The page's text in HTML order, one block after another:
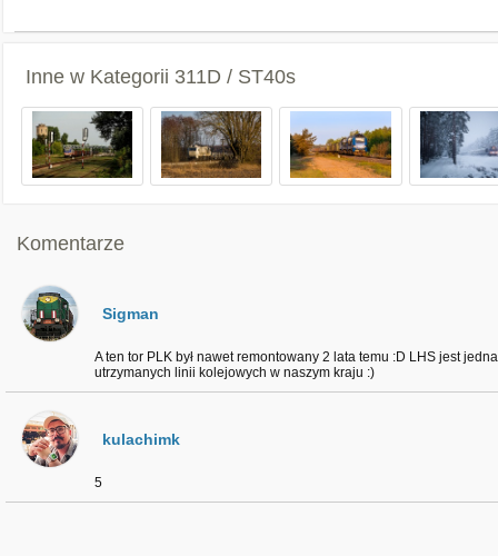
Inne w Kategorii 311D / ST40s
Komentarze
Sigman
A ten tor PLK był nawet remontowany 2 lata temu :D LHS jest
utrzymanych linii kolejowych w naszym kraju :)
kulachimk
5